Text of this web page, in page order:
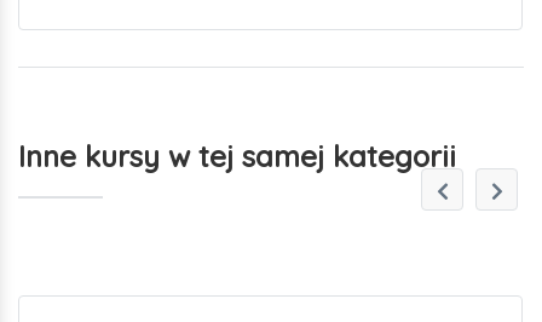
Inne kursy w tej samej kategorii